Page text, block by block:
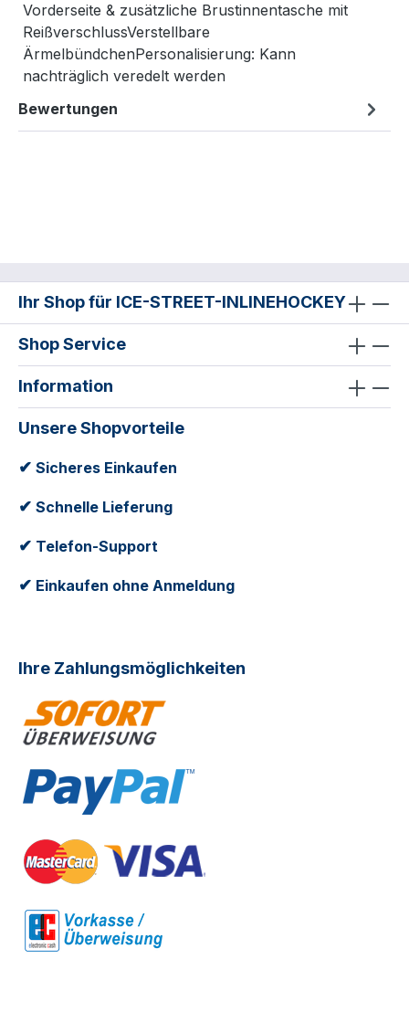
Vorderseite & zusätzliche Brustinnentasche mit
ReißverschlussVerstellbare
ÄrmelbündchenPersonalisierung: Kann
nachträglich veredelt werden
Bewertungen
Ihr Shop für ICE-STREET-INLINEHOCKEY
Shop Service
Information
Unsere Shopvorteile
✔ Sicheres Einkaufen
✔ Schnelle Lieferung
✔ Telefon-Support
✔ Einkaufen ohne Anmeldung
Ihre Zahlungsmöglichkeiten